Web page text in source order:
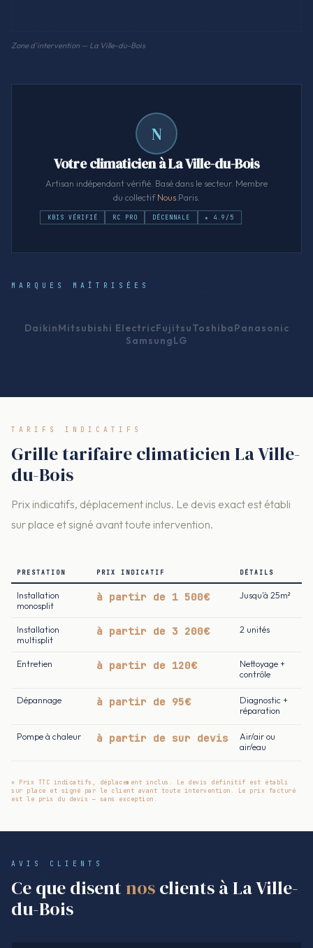
Zone d'intervention — La Ville-du-Bois
N
Votre climaticien à La Ville-du-Bois
Artisan indépendant vérifié. Basé dans le secteur. Membre
du collectifNous .Paris.
KBIS VÉRIFIÉ RC PRO DÉCENNALE ★ 4.9/5
MARQUES MAÎTRISÉES
DaikinMitsubishi ElectricFujitsuToshibaPanasonic
SamsungLG
TARIFS INDICATIFS
Grille tarifaire climaticien La Ville-
du-Bois
Prix indicatifs, déplacement inclus. Le devis exact est établi
sur place et signé avant toute intervention.
PRESTATION PRIX INDICATIF DÉTAILS
Installation
monosplit
à partir de 1 500€ Jusqu'à 25m²
Installation
multisplit
à partir de 3 200€ 2 unités
Entretien à partir de 120€
Nettoyage +
contrôle
Dépannage à partir de 95€
Diagnostic +
réparation
Pompe à chaleur à partir de sur devis
Air/air ou
air/eau
* Prix TTC indicatifs, déplacement inclus. Le devis définitif est établi
sur place et signé par le client avant toute intervention. Le prix facturé
est le prix du devis — sans exception.
AVIS CLIENTS
Ce que disent nosclients à La Ville-
du-Bois